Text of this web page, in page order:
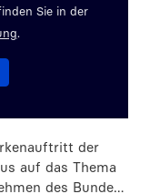
Sie in der
.
der
auf das Thema
des Bundes